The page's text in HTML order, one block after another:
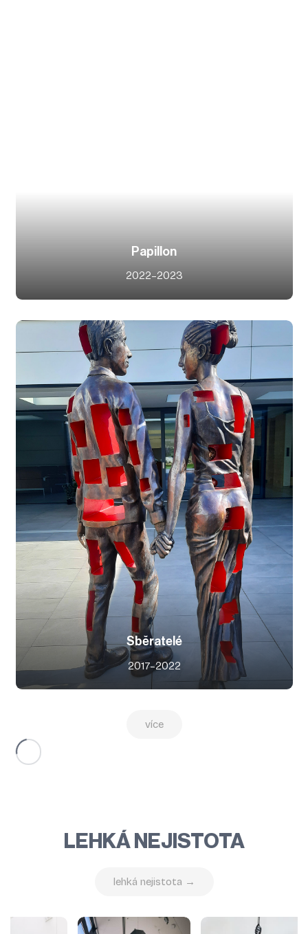
Papillon
2022–2023
Sběratelé
2017–2022
více
LEHKÁ NEJISTOTA
lehká nejistota →